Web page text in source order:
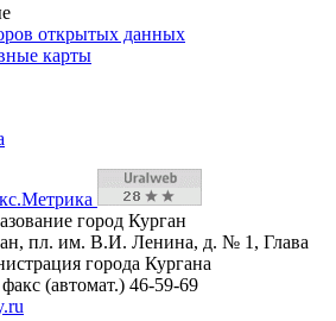
открытых данных
карты
город Курган
пл. им. В.И. Ленина, д. № 1, Глава
города Кургана
(автомат.) 46-59-69